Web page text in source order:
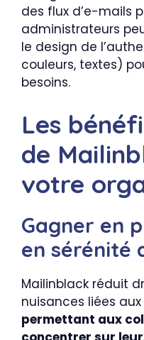
des flux d’e-mails
administrateurs
le design de
couleurs, textes)
besoins.
Les
de
votre
Gagner en
en sérénité
Mailinblack réduit
nuisances liées
permettant aux